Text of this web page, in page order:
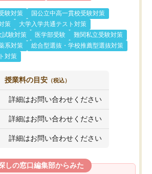
験対策
国公立中高一貫校受験対策
策
大学入学共通テスト対策
試験対策
医学部受験
難関私立受験対策
系対策
総合型選抜・学校推薦型選抜対策
対策
授業料の目安 （税込）
詳細はお問い合わせください
詳細はお問い合わせください
詳細はお問い合わせください
しの窓口編集部からみた